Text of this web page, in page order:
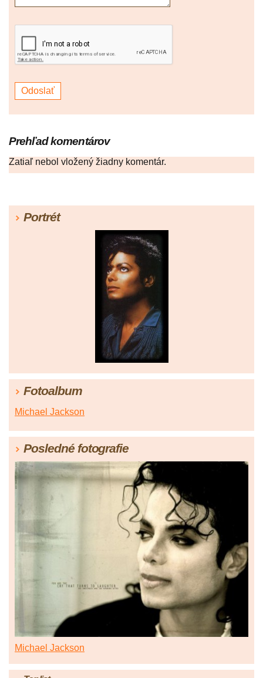
Prehľad komentárov
Zatiaľ nebol vložený žiadny komentár.
Portrét
Fotoalbum
Michael Jackson
Posledné fotografie
Michael Jackson